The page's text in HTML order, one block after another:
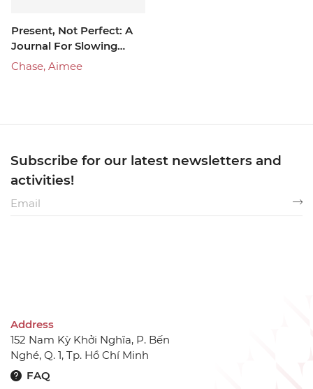
Present, Not Perfect: A
Journal For Slowing
Down, Letting Go, And
Chase, Aimee
Address
152 Nam Kỳ Khởi Nghĩa, P. Bến
Nghé, Q. 1, Tp. Hồ Chí Minh
FAQ
Subscribe for our latest newsletters and
activities!